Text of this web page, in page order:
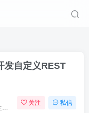
发自定义REST
关注 私信